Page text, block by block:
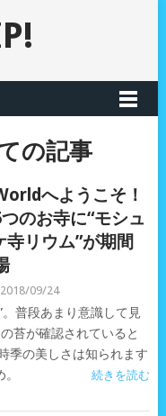
の記事
へようこそ！
のお寺に“モシュ
寺リウム”が期間
2018/09/24
普段あまり意識して見
苔が確認されていると
季の美しさは知られます
続きを読む